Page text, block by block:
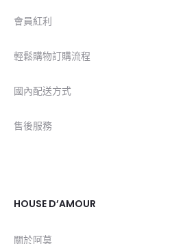
會員紅利
輕鬆購物訂購流程
國內配送方式
售後服務
HOUSE D’AMOUR
關於阿莫